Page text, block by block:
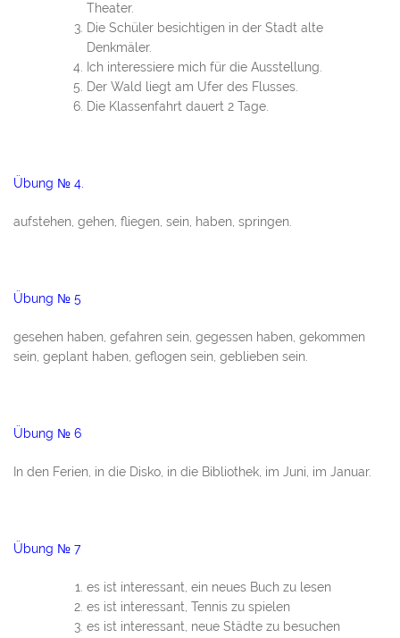
Theater.
Die Schüler besichtigen in der Stadt alte
Denkmäler.
Ich interessiere mich für die Ausstellung.
Der Wald liegt am Ufer des Flusses.
Die Klassenfahrt dauert 2 Tage.
Übung № 4.
aufstehen, gehen, fliegen, sein, haben, springen.
Übung № 5
gesehen haben, gefahren sein, gegessen haben, gekommen
sein, geplant haben, geflogen sein, geblieben sein.
Übung № 6
In den Ferien, in die Disko, in die Bibliothek, im Juni, im Januar.
Übung № 7
es ist interessant, ein neues Buch zu lesen
es ist interessant, Tennis zu spielen
es ist interessant, neue Städte zu besuchen